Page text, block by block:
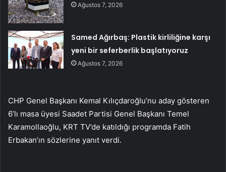
Ağustos 7, 2026
Samed Ağırbaş: Plastik kirliliğine karşı
yeni bir seferberlik başlatıyoruz
Ağustos 7, 2026
CHP Genel Başkanı Kemal Kılıçdaroğlu’nu aday gösteren
6’lı masa üyesi Saadet Partisi Genel Başkanı Temel
Karamollaoğlu, KRT TV’de katıldığı programda Fatih
Erbakan’ın sözlerine yanıt verdi.